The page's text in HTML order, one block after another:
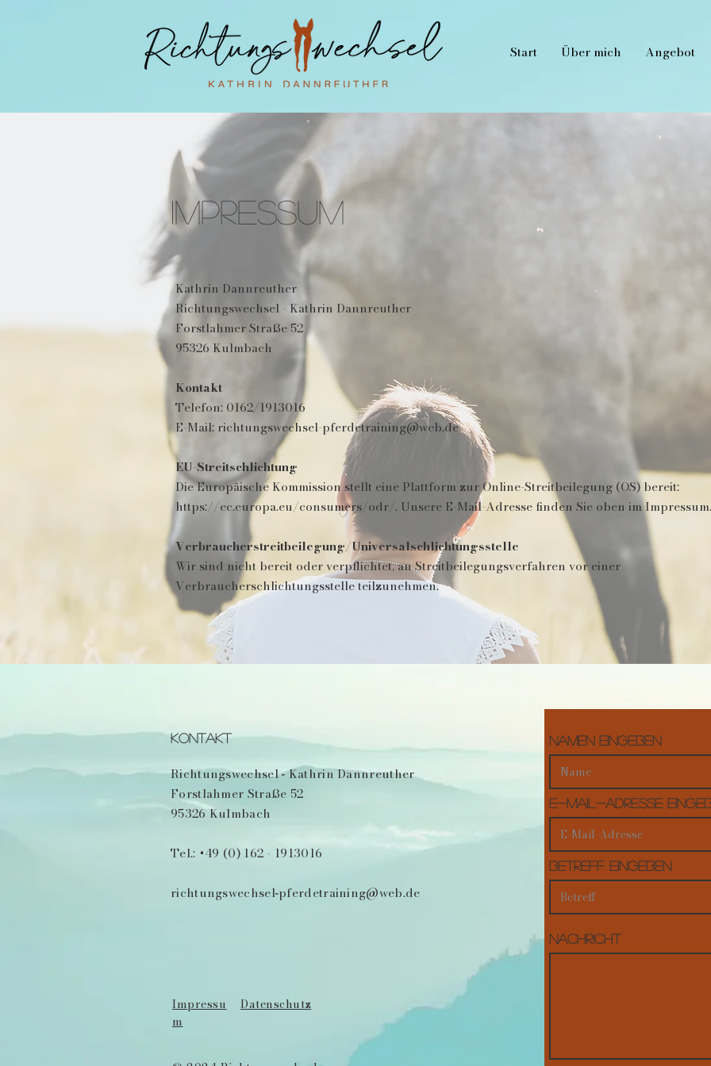
Start Über mich Angebot
Impressum
Kathrin Dannreuther
Richtungswechsel - Kathrin Dannreuther
Forstlahmer Straße 52
95326 Kulmbach
Kontakt
Telefon: 0162/1913016
E-Mail: richtungswechsel-pferdetraining@web.de
EU-Streitschlichtung
Die Europäische Kommission stellt eine Plattform zur Online-Streitbeilegung (OS) bereit:
https://ec.europa.eu/consumers/odr/. Unsere E-Mail-Adresse finden Sie oben im Impressum.
Verbraucherstreitbeilegung/Universalschlichtungsstelle
Wir sind nicht bereit oder verpflichtet, an Streitbeilegungsverfahren vor einer
Verbraucherschlichtungsstelle teilzunehmen.
KONTAKT
Richtungswechsel-Kathrin Dannreuther
Forstlahmer Straße 52
95326 Kulmbach
Tel.: +49 (0) 162 - 1913016
richtungswechsel-pferdetraining@web.de
Impressu
m
Datenschutz
Namen eingeben
E-Mail-Adresse
Betreff eingeben
Nachricht